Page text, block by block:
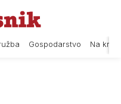
Gospodarstvo Na